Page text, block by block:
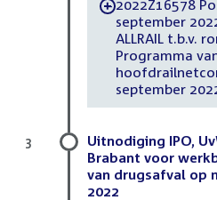
-2022Z16578
september 2022 - ,
ALLRAIL t.b.v.
Programma
september
Uitnodiging IPO,
Brabant voor
van drugsafval op
2022
3